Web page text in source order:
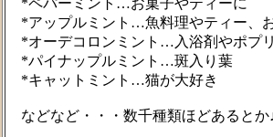
*ペパーミント…お菓子やティーに
*アップルミント…魚料理やティー、
*オーデコロンミント…入浴剤やポプ
*パイナップルミント…斑入り葉
*キャットミント…猫が大好き
などなど・・・数千種類ほどあるとか